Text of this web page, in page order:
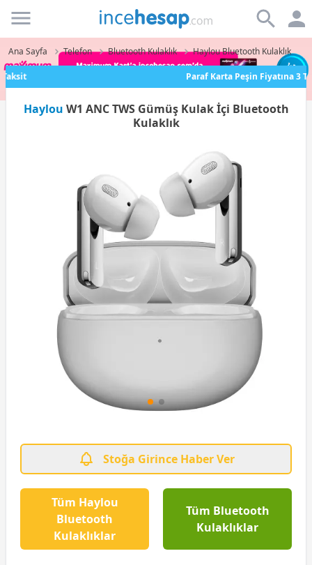
Incehesap
Ana Sayfa Telefon Bluetooth Kulaklık Haylou Bluetooth Kulaklık
Paraf Karta Peşin Fiyatına 3 Taksit
Haylou W1 ANC TWS Gümüş Kulak İçi Bluetooth
Kulaklık
Stoğa Girince Haber Ver
Tüm Haylou
Bluetooth
Kulaklıklar
Tüm Bluetooth
Kulaklıklar